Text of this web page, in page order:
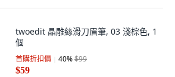
twoedit 晶雕絲滑刀眉筆, 03 淺棕色, 1
個
首購折扣價 40%$99
$59